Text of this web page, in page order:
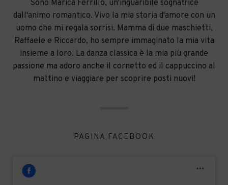
Sono Marica Ferrillo, un'inguaribile sognatrice
dall'animo romantico. Vivo la mia storia d'amore con un
uomo che mi regala sorrisi. Mamma di due maschietti,
Raffaele e Riccardo, ho sempre immaginato la mia vita
insieme a loro. La danza classica è la mia più grande
passione ma adoro anche il cornetto ed il cappuccino al
mattino e viaggiare per scoprire posti nuovi!
PAGINA FACEBOOK